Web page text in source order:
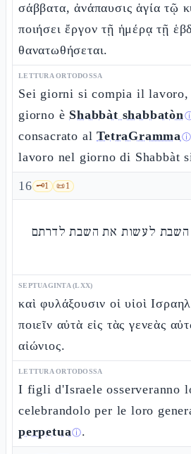
σάββατα, ἀνάπαυσις ἁγία τῷ
ποιήσει ἔργον τῇ ἡμέρᾳ τῇ
θανατωθήσεται.
LETTURA ORTODOSSA
Sei giorni si compia il
giorno è Shabbàt shabbatòn
consacrato alTetraGrammaⓘ
lavoro nel giorno di Shabbàt
16 🗝️1 📜1
השבת לעשות את השבת לדרתם
SEPTUAGINTA (LXX)
καὶ φυλάξουσιν οἱ υἱοὶ
ποιεῖν αὐτὰ εἰς τὰς γενεὰς
αἰώνιος.
LETTURA ORTODOSSA
I figli d'Israele osserveranno
celebrandolo per le loro
perpetuaⓘ.